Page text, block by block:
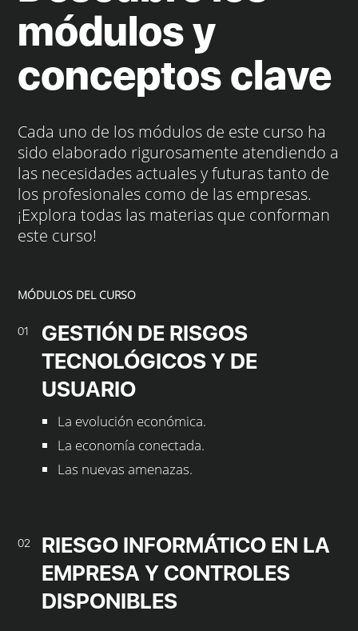
módulos y
conceptos clave
Cada uno de los módulos de este curso ha
sido elaborado rigurosamente atendiendo a
las necesidades actuales y futuras tanto de
los profesionales como de las empresas.
¡Explora todas las materias que conforman
este curso!
MÓDULOS DEL CURSO
01
GESTIÓN DE RISGOS
TECNOLÓGICOS Y DE
USUARIO
La evolución económica.
La economía conectada.
Las nuevas amenazas.
02
RIESGO INFORMÁTICO EN LA
EMPRESA Y CONTROLES
DISPONIBLES